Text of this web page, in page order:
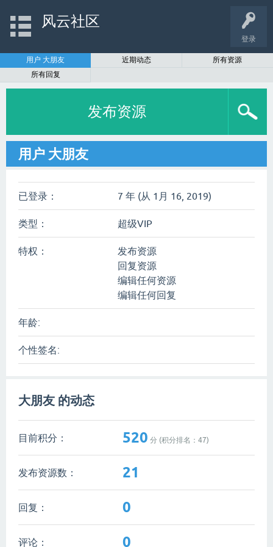
登录
风云社区
用户 大朋友 近期动态
所有资源
所有回复
发布资源
用户 大朋友
已登录： 7 年 (从 1月 16, 2019)
类型： 超级VIP
特权：
发布资源
回复资源
编辑任何资源
编辑任何回复
年龄:
个性签名:
大朋友 的动态
目前积分： 520 分 (积分排名： 47)
发布资源数： 21
回复： 0
评论： 0